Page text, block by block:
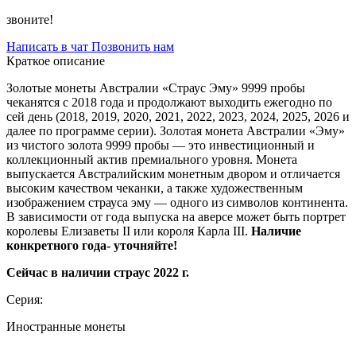
звоните!
Написать в чат Позвонить нам
Краткое описание
Золотые монеты Австралии «Страус Эму» 9999 пробы
чеканятся с 2018 года и продолжают выходить ежегодно по
сей день (2018, 2019, 2020, 2021, 2022, 2023, 2024, 2025, 2026 и
далее по программe серии). Золотая монета Австралии «Эму»
из чистого золота 9999 пробы — это инвестиционный и
коллекционный актив премиального уровня. Монета
выпускается Австралийским монетным двором и отличается
высоким качеством чеканки, а также художественным
изображением страуса эму — одного из символов континента.
В зависимости от года выпуска на аверсе может быть портрет
королевы Елизаветы II или короля Карла III. Наличие
конкретного года- уточняйте!
Сейчас в наличии страус 2022 г.
Серия:
Иностранные монеты